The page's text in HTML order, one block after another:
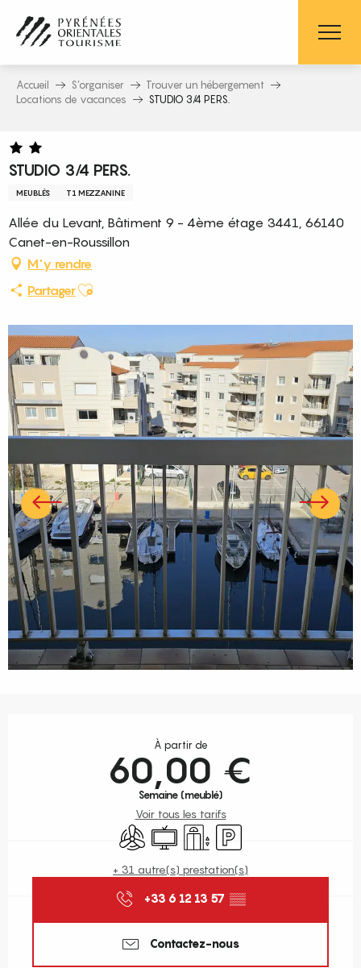
contenu
principal
Accueil S’organiser
Trouver un hébergement
Locations de vacances
STUDIO 3/4 PERS.
STUDIO 3/4 PERS.
MEUBLÉS T1 MEZZANINE
Allée du Levant, Bâtiment 9 - 4ème étage 3441, 66140
Canet-en-Roussillon
M'y rendre
PartagerAjouter aux favoris
À partir de
60,00 €
Semaine (meublé)
Voir tous les tarifs
Air conditionné
TélévisionAscenseur
Parking
+ 31 autre(s) prestation(s)
+33 6 12 13 57 ▒▒
Contactez-nous